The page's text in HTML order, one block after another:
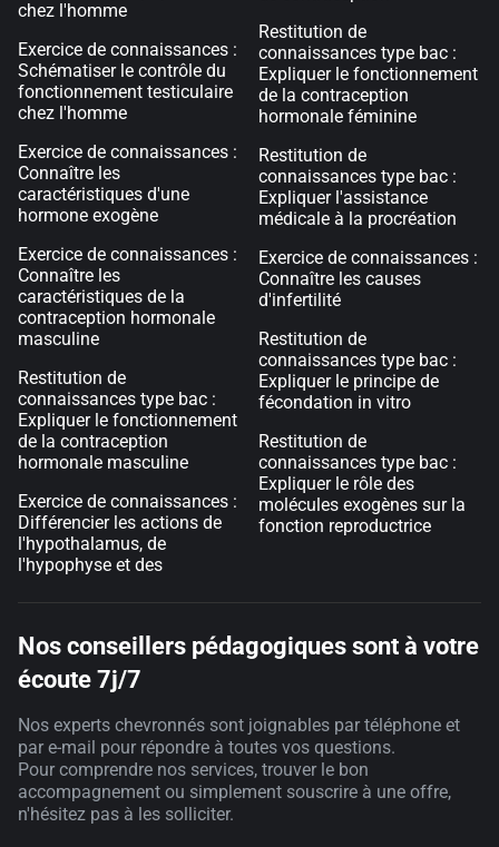
chez l'homme
Exercice de connaissances :
Schématiser le contrôle du
fonctionnement testiculaire
chez l'homme
Exercice de connaissances :
Connaître les
caractéristiques d'une
hormone exogène
Exercice de connaissances :
Connaître les
caractéristiques de la
contraception hormonale
masculine
Restitution de
connaissances type bac :
Expliquer le fonctionnement
de la contraception
hormonale masculine
Exercice de connaissances :
Différencier les actions de
l'hypothalamus, de
l'hypophyse et des
Restitution de
connaissances type bac :
Expliquer le fonctionnement
de la contraception
hormonale féminine
Restitution de
connaissances type bac :
Expliquer l'assistance
médicale à la procréation
Exercice de connaissances :
Connaître les causes
d'infertilité
Restitution de
connaissances type bac :
Expliquer le principe de
fécondation in vitro
Restitution de
connaissances type bac :
Expliquer le rôle des
molécules exogènes sur la
fonction reproductrice
Nos conseillers pédagogiques sont à votre
écoute 7j/7
Nos experts chevronnés sont joignables par téléphone et
par e-mail pour répondre à toutes vos questions.
Pour comprendre nos services, trouver le bon
accompagnement ou simplement souscrire à une offre,
n'hésitez pas à les solliciter.